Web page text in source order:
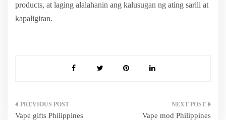
products, at laging alalahanin ang kalusugan ng ating sarili at
kapaligiran.
Post
Vape gifts Philippines Vape mod Philippines